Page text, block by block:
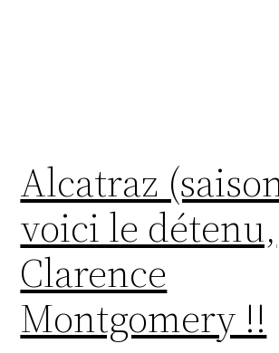
Alcatraz
voici le détenu,
Clarence
Montgomery !!